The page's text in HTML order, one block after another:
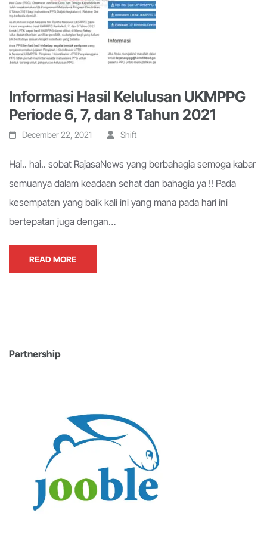
Informasi Hasil Kelulusan UKMPPG
Periode 6, 7, dan 8 Tahun 2021
December 22, 2021 Shift
Hai.. hai.. sobat RajasaNews yang berbahagia semoga kabar
semuanya dalam keadaan sehat dan bahagia ya !! Pada
kesempatan yang baik kali ini yang mana pada hari ini
bertepatan juga dengan…
READ MORE
Partnership